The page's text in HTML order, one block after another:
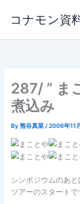
ス
コナモン資
287/ ” ま
煮込み
By熊谷真菜/2006年11
シンポジウムのあ
ツアーのスタートで